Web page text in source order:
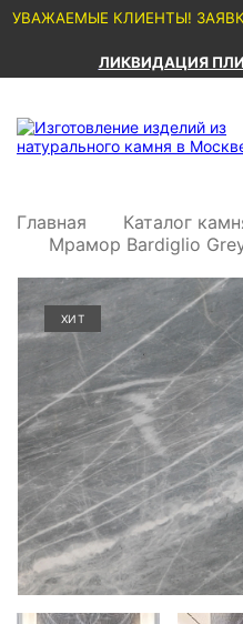
УВАЖАЕМЫЕ КЛИЕНТЫ!
ЛИКВИДАЦИЯ
Главная Каталог
Мрамор Bardiglio
ХИТ
ХИТ
ХИТ
ХИТ